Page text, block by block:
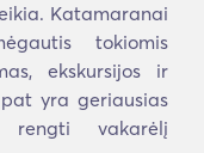
Katamaranai
tokiomis
ekskursijos ir
yra geriausias
rengti vakarėlį